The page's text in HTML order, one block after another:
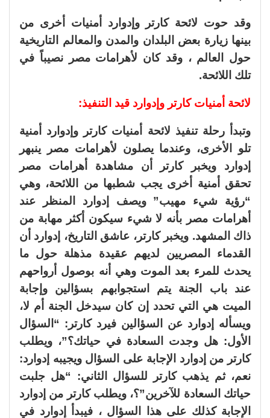
وقد حوت لائحة كارتر وإدوارد أمنيات أخرى من
بينها زيارة بعض البلدان والمدن والمعالم التاريخية
حول العالم ، وقد كان لأهرامات مصر نصيباً في
تلك اللائحة.
لائحة أمنيات كارتر وإدوارد قيد التنفيذ:
وتبدأ رحلة تنفيذ لائحة أمنيات كارتر وإدوارد أمنية
تلو الأخرى، وعندما يصلون لأهرامات مصر ينبهر
إدوارد ويخبر كارتر أن مشاهدة أهرامات مصر
تحقق أمنية أخرى يجب شطبها من اللائحة، وهي
“رؤية شيء مهيب” ويصف إدوارد المنظر عند
أهرامات مصر بأنه لا شيء سيكون أكثر مهابة من
ذاك المشهد. ويخبر كارتر، عاشق التاريخ، إدوارد أن
القدماء المصريين لديهم عقيدة مذهلة حول ما
يحدث للمرء بعد الموت وهي أنه بوصول أرواحهم
عند باب الجنة يتم استجوابهم بسؤالين وإجابة
الميت هي التي تحدد إن كان سيدخل الجنة أم لا،
ويسأله إدوارد عن السؤالين فيرد كارتر: “السؤال
الأول: هل وجدت السعادة في حياتك؟”، ويطلب
كارتر من إدوارد الإجابة على السؤال ويجيبه إدوارد:
نعم، ثم يذهب كارتر للسؤال الثاني: “هل جلبت
حياتك السعادة للآخرين”؟، ويطلب كارتر من إدوارد
الإجابة كذلك على هذا السؤال ، فيبدأ إدوارد في